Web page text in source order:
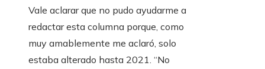
Vale aclarar que no pudo ayudarme a
redactar esta columna porque, como
muy amablemente me aclaró, solo
estaba alterado hasta 2021. “No